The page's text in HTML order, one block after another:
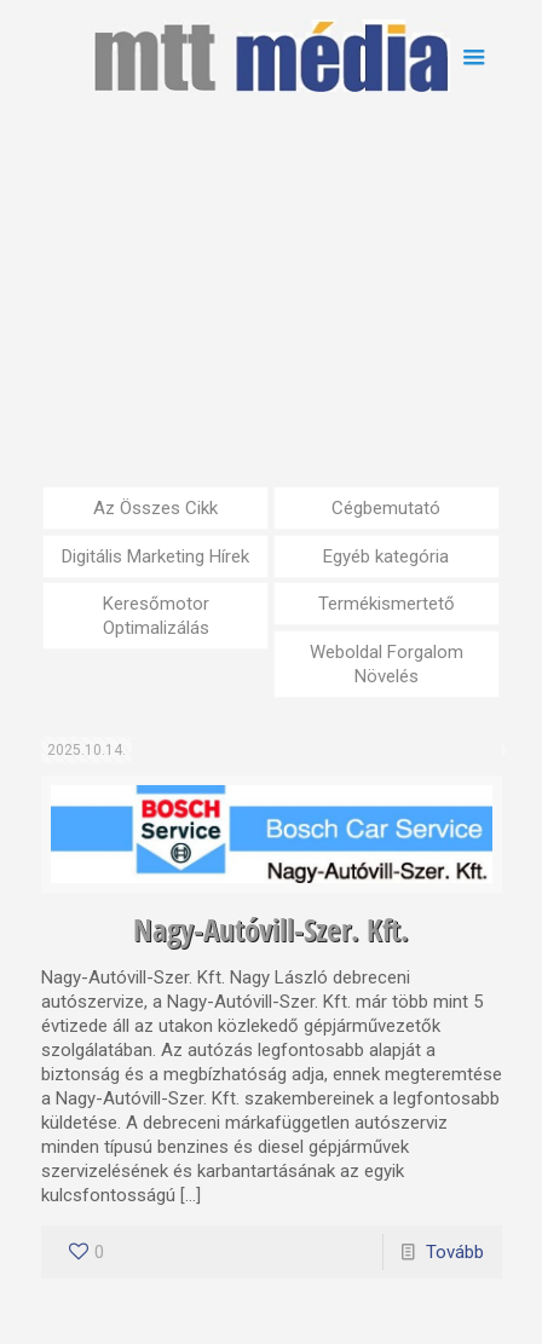
Az Összes Cikk Cégbemutató
Digitális Marketing Hírek Egyéb kategória
Keresőmotor
Optimalizálás
Termékismertető
Weboldal Forgalom
Növelés
2025.10.14.
Nagy-Autóvill-Szer. Kft.
Nagy-Autóvill-Szer. Kft. Nagy László debreceni
autószervize, a Nagy-Autóvill-Szer. Kft. már több mint 5
évtizede áll az utakon közlekedő gépjárművezetők
szolgálatában. Az autózás legfontosabb alapját a
biztonság és a megbízhatóság adja, ennek megteremtése
a Nagy-Autóvill-Szer. Kft. szakembereinek a legfontosabb
küldetése. A debreceni márkafüggetlen autószerviz
minden típusú benzines és diesel gépjárművek
szervizelésének és karbantartásának az egyik
kulcsfontosságú […]
0 Tovább